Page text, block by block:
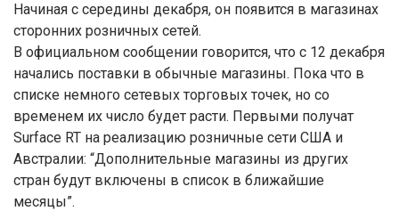
Начиная с середины декабря, он появится в магазинах
сторонних розничных сетей.
В официальном сообщении говорится, что с 12 декабря
начались поставки в обычные магазины. Пока что в
списке немного сетевых торговых точек, но со
временем их число будет расти. Первыми получат
Surface RT на реализацию розничные сети США и
Австралии: “Дополнительные магазины из других
стран будут включены в список в ближайшие
месяцы”.